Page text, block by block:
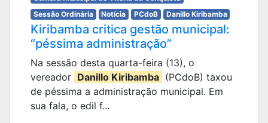
Sessão Ordinária
Notícia PCdoB Danillo Kiribamba
Kiribamba critica gestão municipal:
“péssima administração”
Na sessão desta quarta-feira (13), o
vereador Danillo Kiribamba (PCdoB) taxou
de péssima a administração municipal. Em
sua fala, o edil f...